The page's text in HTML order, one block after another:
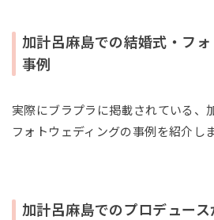
加計呂麻島での結婚式・フ
事例
実際にブラプラに掲載されている、
フォトウェディングの事例を紹介しま
加計呂麻島でのプロデュー